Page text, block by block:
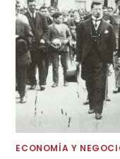
ECONOMÍA Y